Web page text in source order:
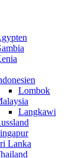
Lombok
Langkawi
Lanka